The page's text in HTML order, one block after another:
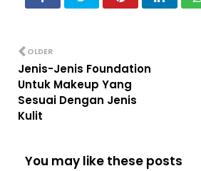
OLDER
Jenis-Jenis Foundation
Untuk Makeup Yang
Sesuai Dengan Jenis
Kulit
You may like these posts